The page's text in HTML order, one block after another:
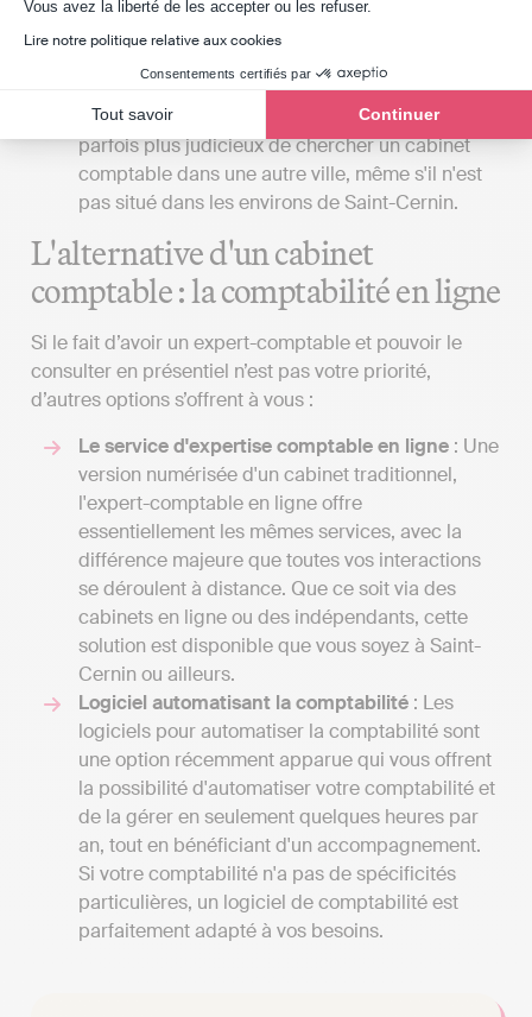
Vous avez la liberté de les accepter ou les refuser.
Lire notre politique relative aux cookies
Consentements certifiés par
Tout savoir Continuer
proche de votre lieu de travail ou de vie.
critère important pour vous, essayez de ne pas
transiger sur la qualité de ce dernier. Il est
parfois plus judicieux de chercher un cabinet
comptable dans une autre ville, même s'il n'est
pas situé dans les environs de Saint-Cernin.
L'alternative d'un cabinet
comptable : la comptabilité en ligne
Si le fait d’avoir un expert-comptable et pouvoir le
consulter en présentiel n’est pas votre priorité,
d’autres options s’offrent à vous :
Le service d'expertise comptable en ligne : Une
version numérisée d'un cabinet traditionnel,
l'expert-comptable en ligne offre
essentiellement les mêmes services, avec la
différence majeure que toutes vos interactions
se déroulent à distance. Que ce soit via des
cabinets en ligne ou des indépendants, cette
solution est disponible que vous soyez à Saint-
Cernin ou ailleurs.
Logiciel automatisant la comptabilité : Les
logiciels pour automatiser la comptabilité sont
une option récemment apparue qui vous offrent
la possibilité d'automatiser votre comptabilité et
de la gérer en seulement quelques heures par
an, tout en bénéficiant d'un accompagnement.
Si votre comptabilité n'a pas de spécificités
particulières, un logiciel de comptabilité est
parfaitement adapté à vos besoins.